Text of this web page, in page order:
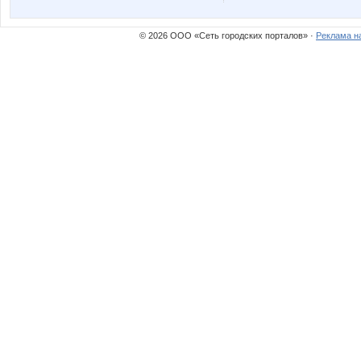
© 2026 ООО «Сеть городских порталов» · Реклама